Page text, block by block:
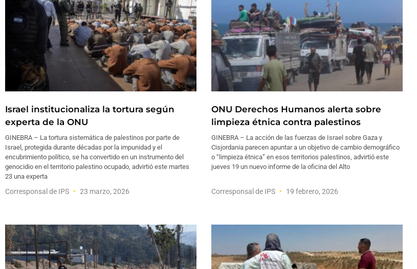
Israel institucionaliza la tortura según
experta de la ONU
GINEBRA – La tortura sistemática de palestinos por parte de
Israel, protegida durante décadas por la impunidad y el
encubrimiento político, se ha convertido en un instrumento del
genocidio en el territorio palestino ocupado, advirtió este martes
23 una experta
Corresponsal de IPS 23 marzo, 2026
ONU Derechos Humanos alerta sobre
limpieza étnica contra palestinos
GINEBRA – La acción de las fuerzas de Israel sobre Gaza y
Cisjordania parecen apuntar a un objetivo de cambio demográfico
o “limpieza étnica” en esos territorios palestinos, advirtió este
jueves 19 un nuevo informe de la oficina del Alto
Corresponsal de IPS 19 febrero, 2026